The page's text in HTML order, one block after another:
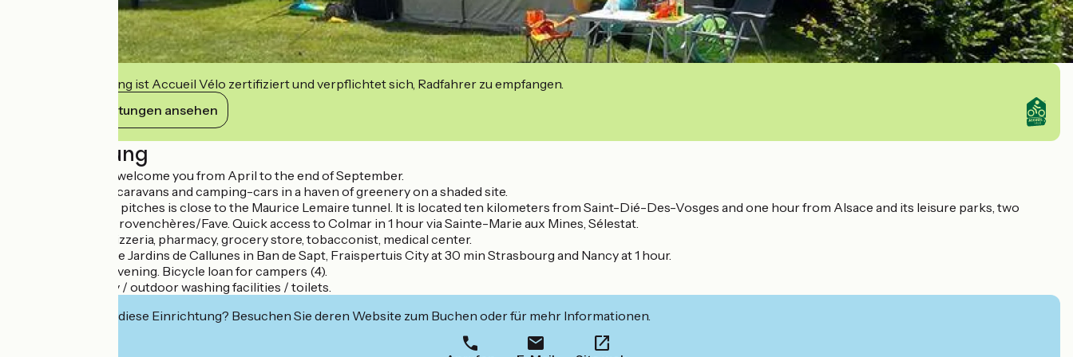
Diese Einrichtung ist Accueil Vélo zertifiziert und verpflichtet sich, Radfahrer zu empfangen.
Ihre Verpflichtungen ansehen
Beschreibung
Raoul and Nadine welcome you from April to the end of September.
Pitches for tents, caravans and camping-cars in a haven of greenery on a shaded site.
The campsite of 6 pitches is close to the Maurice Lemaire tunnel. It is located ten kilometers from Saint-Dié-Des-Vosges and one hour from Alsace and its leisure parks, two
kilometers from Provenchères/Fave. Quick access to Colmar in 1 hour via Sainte-Marie aux Mines, Sélestat.
Nearby : bakery, pizzeria, pharmacy, grocery store, tobacconist, medical center.
To visit nearby : the Jardins de Callunes in Ban de Sapt, Fraispertuis City at 30 min Strasbourg and Nancy at 1 hour.
Snack bar in the evening. Bicycle loan for campers (4).
Water / electricity / outdoor washing facilities / toilets.
Interessiert Sie diese Einrichtung? Besuchen Sie deren Website zum Buchen oder für mehr Informationen.